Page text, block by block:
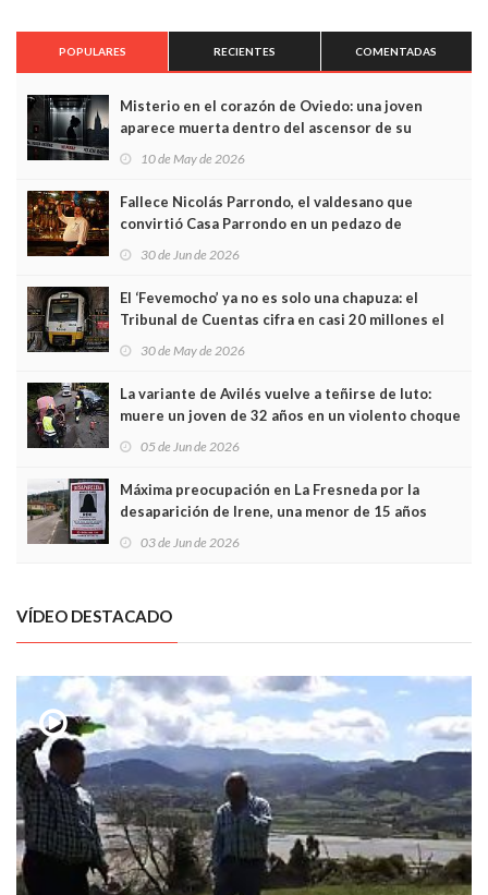
POPULARES RECIENTES COMENTADAS
Misterio en el corazón de Oviedo: una joven
aparece muerta dentro del ascensor de su
edificio y las cámaras captan sus últimos minutos
10 de May de 2026
Fallece Nicolás Parrondo, el valdesano que
convirtió Casa Parrondo en un pedazo de
Asturias en Madrid
30 de Jun de 2026
El ‘Fevemocho’ ya no es solo una chapuza: el
Tribunal de Cuentas cifra en casi 20 millones el
sobrecoste de los trenes que no cabían por los
30 de May de 2026
La variante de Avilés vuelve a teñirse de luto:
muere un joven de 32 años en un violento choque
frontal
05 de Jun de 2026
Máxima preocupación en La Fresneda por la
desaparición de Irene, una menor de 15 años
03 de Jun de 2026
VÍDEO DESTACADO